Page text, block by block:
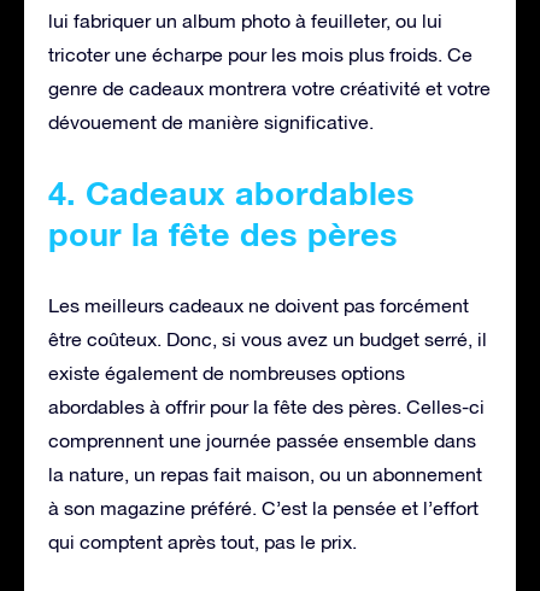
lui fabriquer un album photo à feuilleter, ou lui
tricoter une écharpe pour les mois plus froids. Ce
genre de cadeaux montrera votre créativité et votre
dévouement de manière significative.
4. Cadeaux abordables
pour la fête des pères
Les meilleurs cadeaux ne doivent pas forcément
être coûteux. Donc, si vous avez un budget serré, il
existe également de nombreuses options
abordables à offrir pour la fête des pères. Celles-ci
comprennent une journée passée ensemble dans
la nature, un repas fait maison, ou un abonnement
à son magazine préféré. C’est la pensée et l’effort
qui comptent après tout, pas le prix.